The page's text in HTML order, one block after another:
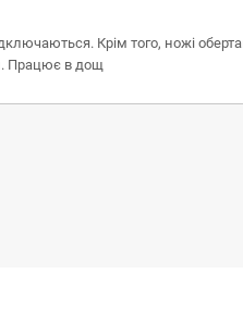
Крім того, ножі
Працює в дощ